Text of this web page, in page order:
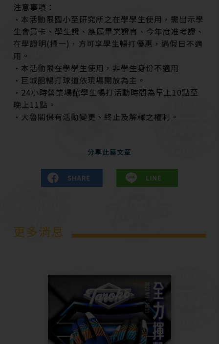
注意事項：
•本活動限國小至研究所之在學學生使用，需出示學
生會員卡、學生證、應屆畢業證書、今年度准考證、
在學證明(擇一)，方可享學生暢打優惠，遇假日不適
用。
•本活動限在學學生使用，非學生身份不適用
•巨城館暢打球道依現場開放為主。
•24小時營業場館學生暢打活動時間為早上10點至
晚上11點。
•大魯閣保有活動變更、終止及解釋之權利。
分享此篇文章
更多消息